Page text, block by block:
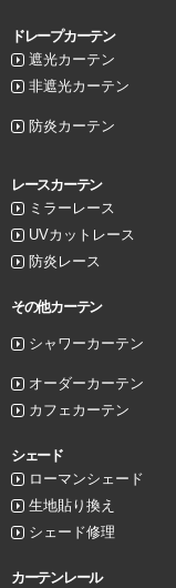
ドレープカーテン
遮光カーテン
非遮光カーテン
防炎カーテン
レースカーテン
ミラーレース
UVカットレース
防炎レース
その他カーテン
シャワーカーテン
オーダーカーテン
カフェカーテン
シェード
ローマンシェード
生地貼り換え
シェード修理
カーテンレール